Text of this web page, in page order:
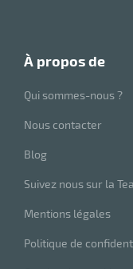
à propos de
Qui sommes-nous ?
Nous contacter
Blog
Suivez nous sur la
Mentions légales
Politique de